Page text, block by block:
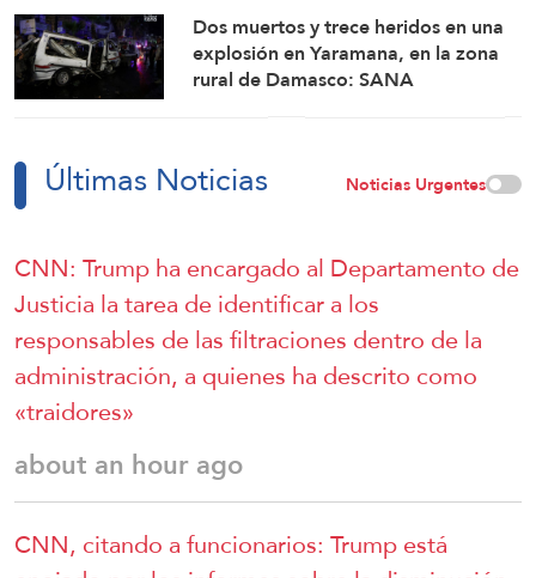
Dos muertos y trece heridos en una
explosión en Yaramana, en la zona
rural de Damasco: SANA
Últimas Noticias Noticias Urgentes
CNN: Trump ha encargado al Departamento de
Justicia la tarea de identificar a los
responsables de las filtraciones dentro de la
administración, a quienes ha descrito como
«traidores»
about an hour ago
CNN, citando a funcionarios: Trump está